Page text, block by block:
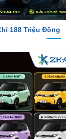
188 Triệu Đồng